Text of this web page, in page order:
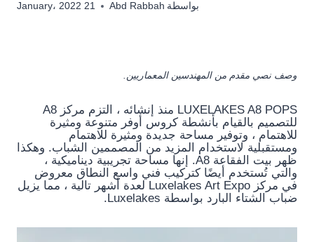
بواسطة Abd Rabbah 21 January، 2022
وصف نصي مقدم من المهندسين المعماريين.
LUXELAKES A8 POPS منذ إنشائه ، التزم مركز A8
للتصميم بالقيام بأنشطة كروس أوفر متنوعة ومثيرة
للاهتمام ، وتوفير مساحة جديدة ومثيرة للاهتمام
ومستقبلية لاستخدام المزيد من المصممين الشباب. وهكذا
ظهر بيت الفقاعة A8. إنها مساحة تجريبية ديناميكية ،
والتي تُستخدم أيضًا كتركيب فني واسع النطاق معروض
في مركز Luxelakes Art Expo لعدة أشهر تالية ، مما يزيل
ضباب الشتاء البارد بواسطة Luxelakes.